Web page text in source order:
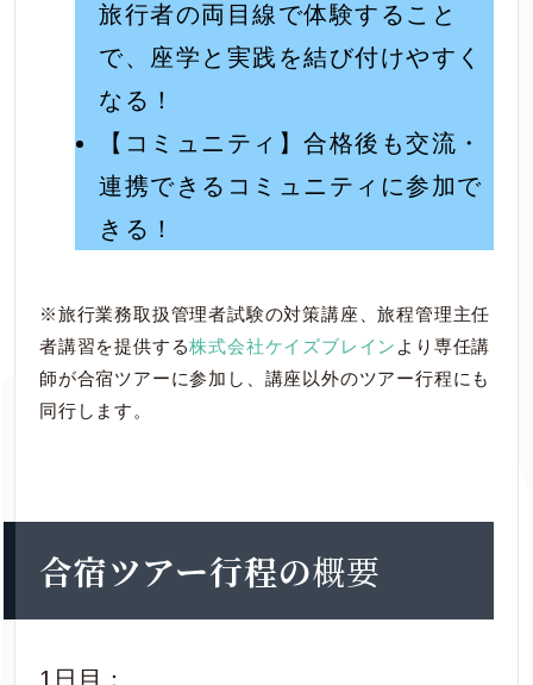
旅行者の両目線で体験すること
で、座学と実践を結び付けやすく
なる！
【コミュニティ】合格後も交流・
連携できるコミュニティに参加で
きる！
※旅行業務取扱管理者試験の対策講座、旅程管理主任
者講習を提供する株式会社ケイズブレイン より専任講
師が合宿ツアーに参加し、講座以外のツアー行程にも
同行します。
合宿ツアー行程の概要
1日目：